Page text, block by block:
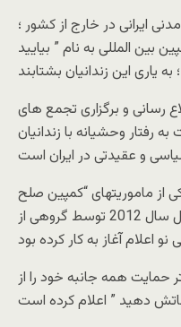
ایرانی در خارج از کشور ؛
بین المللی به نام ” بیایید
رسانی و برگزاری تجمع های
وحشیانه با زندانیان
از ماموریتهای “کمپین صلح
فعالان در تبعید است ” که اوایل آوریل سال 2012 توسط گروهی از
حمایت همه جانبه خود را از